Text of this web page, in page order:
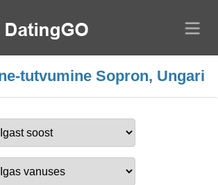
tutvumine Sopron, Ungari